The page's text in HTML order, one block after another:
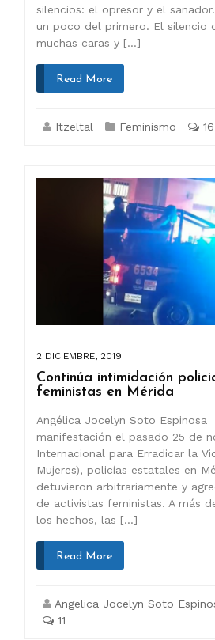
silencios: el opresor y el
un poco del primero. El silencio
muchas caras y […]
Read More
Itzeltal Feminismo 16
2 DICIEMBRE, 2019
Continúa intimidación
feministas en Mérida
Angélica Jocelyn Soto Espinosa
manifestación el pasado 25 de
Internacional para Erradicar la
Mujeres), policías estatales en
detuvieron arbitrariamente y
de activistas feministas. A más
los hechos, las […]
Read More
Angelica Jocelyn Soto
11